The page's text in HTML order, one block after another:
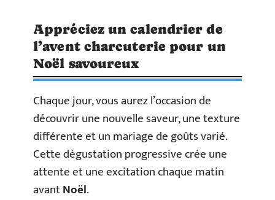
Appréciez un calendrier de
l’avent charcuterie pour un
Noël savoureux
Chaque jour, vous aurez l’occasion de
découvrir une nouvelle saveur, une texture
différente et un mariage de goûts varié.
Cette dégustation progressive crée une
attente et une excitation chaque matin
avantNoël.